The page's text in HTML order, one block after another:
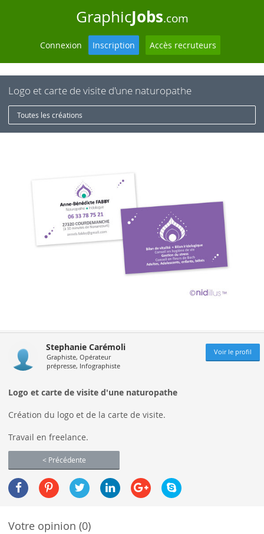
GraphicJobs.com
Connexion Inscription Accès recruteurs
Logo et carte de visite d'une naturopathe
Toutes les créations
Stephanie Carémoli
Graphiste, Opérateur
prépresse, Infographiste
Voir le profil
Logo et carte de visite d'une naturopathe
Création du logo et de la carte de visite.
Travail en freelance.
< Précédente
Votre opinion (0)